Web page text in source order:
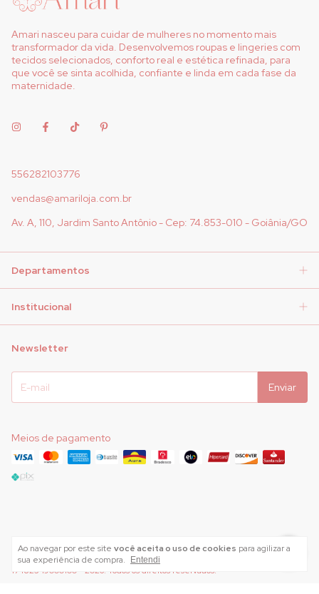
Ao navegar por este site você aceita o uso de cookies para agilizar a
sua experiência de compra.
Entendi
Amari nasceu para cuidar de mulheres no momento mais
transformador da vida. Desenvolvemos roupas e lingeries com
tecidos selecionados, conforto real e estética refinada, para
que você se sinta acolhida, confiante e linda em cada fase da
maternidade.
556282103776
vendas@amariloja.com.br
Av. A, 110, Jardim Santo Antônio - Cep: 74.853-010 - Goiânia/GO
Departamentos
Institucional
Newsletter
Meios de pagamento
Copyright AMARI INDUSTRIA E COMERCIO DE ROUPAS INTIMAS LTDA -
17482349000100 - 2026. Todos os direitos reservados.